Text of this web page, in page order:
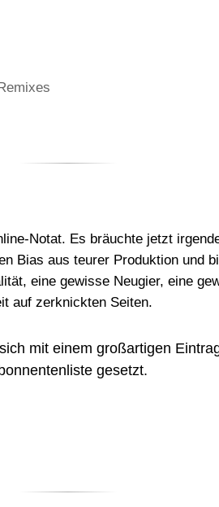
Notat. Es bräuchte jetzt
Bias aus teurer Produktion und
eine gewisse Neugier, eine
auf zerknickten Seiten.
mit einem großartigen
gesetzt.